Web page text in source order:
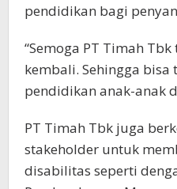
pendidikan bagi
“Semoga PT Timah
kembali. Sehingga
pendidikan anak-anak
PT Timah Tbk juga
stakeholder untuk
disabilitas seperti